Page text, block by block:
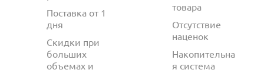
Поставка от 1
дня
Скидки при
больших
объемах и
товара
Отсутствие
наценок
Накопительна
я система